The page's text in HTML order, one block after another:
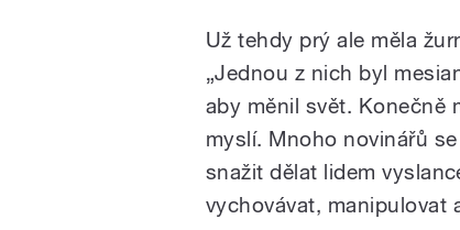
Už tehdy prý ale měla
„Jednou z nich byl
aby měnil svět. Konečně
myslí. Mnoho novinářů
snažit dělat lidem
vychovávat, manipulovat